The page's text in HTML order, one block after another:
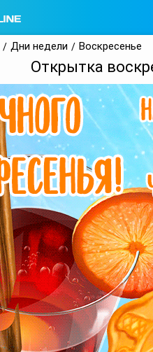
Дни недели Воскресенье
Открытка